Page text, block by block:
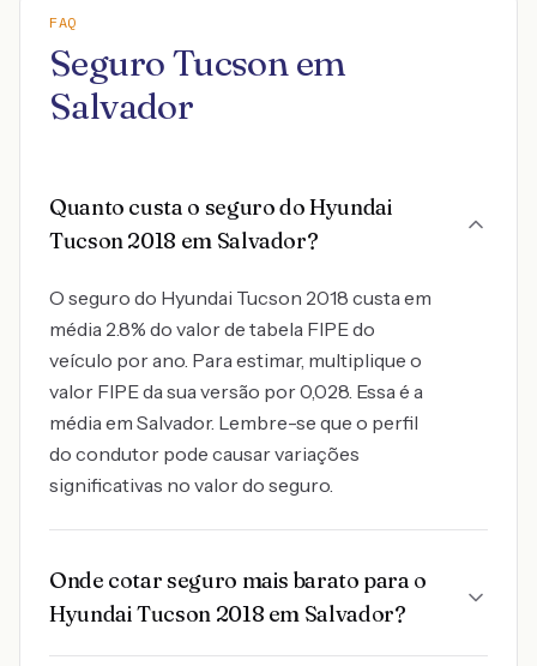
FAQ
Seguro Tucson em
Salvador
Quanto custa o seguro do Hyundai
Tucson 2018 em Salvador?
O seguro do Hyundai Tucson 2018 custa em
média 2.8% do valor de tabela FIPE do
veículo por ano. Para estimar, multiplique o
valor FIPE da sua versão por 0,028. Essa é a
média em Salvador. Lembre-se que o perfil
do condutor pode causar variações
significativas no valor do seguro.
Onde cotar seguro mais barato para o
Hyundai Tucson 2018 em Salvador?